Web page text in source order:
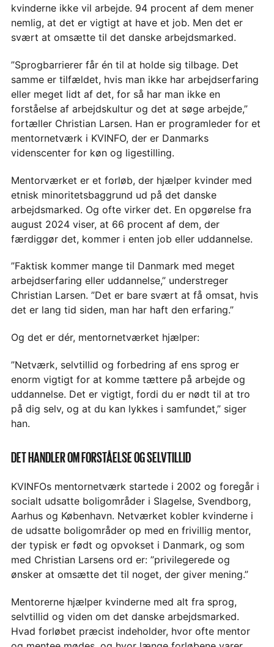
kvinderne ikke vil arbejde. 94 procent af dem mener
nemlig, at det er vigtigt at have et job. Men det er
svært at omsætte til det danske arbejdsmarked.
”Sprogbarrierer får én til at holde sig tilbage. Det
samme er tilfældet, hvis man ikke har arbejdserfaring
eller meget lidt af det, for så har man ikke en
forståelse af arbejdskultur og det at søge arbejde,”
fortæller Christian Larsen. Han er programleder for et
mentornetværk i KVINFO, der er Danmarks
videnscenter for køn og ligestilling.
Mentorværket er et forløb, der hjælper kvinder med
etnisk minoritetsbaggrund ud på det danske
arbejdsmarked. Og ofte virker det. En opgørelse fra
august 2024 viser, at 66 procent af dem, der
færdiggør det, kommer i enten job eller uddannelse.
”Faktisk kommer mange til Danmark med meget
arbejdserfaring eller uddannelse,” understreger
Christian Larsen. ”Det er bare svært at få omsat, hvis
det er lang tid siden, man har haft den erfaring.”
Og det er dér, mentornetværket hjælper:
”Netværk, selvtillid og forbedring af ens sprog er
enorm vigtigt for at komme tættere på arbejde og
uddannelse. Det er vigtigt, fordi du er nødt til at tro
på dig selv, og at du kan lykkes i samfundet,” siger
han.
DET HANDLER OM FORSTÅELSE OG SELVTILLID
KVINFOs mentornetværk startede i 2002 og foregår i
socialt udsatte boligområder i Slagelse, Svendborg,
Aarhus og København. Netværket kobler kvinderne i
de udsatte boligområder op med en frivillig mentor,
der typisk er født og opvokset i Danmark, og som
med Christian Larsens ord er: ”privilegerede og
ønsker at omsætte det til noget, der giver mening.”
Mentorerne hjælper kvinderne med alt fra sprog,
selvtillid og viden om det danske arbejdsmarked.
Hvad forløbet præcist indeholder, hvor ofte mentor